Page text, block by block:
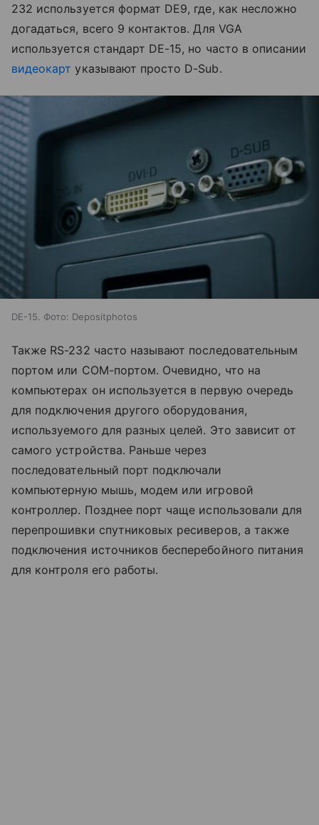
232 используется формат DE9, где, как несложно
догадаться, всего 9 контактов. Для VGA
используется стандарт DE-15, но часто в описании
видеокарт указывают просто D-Sub.
DE-15. Фото: Depositphotos
Также RS-232 часто называют последовательным
портом или COM-портом. Очевидно, что на
компьютерах он используется в первую очередь
для подключения другого оборудования,
используемого для разных целей. Это зависит от
самого устройства. Раньше через
последовательный порт подключали
компьютерную мышь, модем или игровой
контроллер. Позднее порт чаще использовали для
перепрошивки спутниковых ресиверов, а также
подключения источников бесперебойного питания
для контроля его работы.